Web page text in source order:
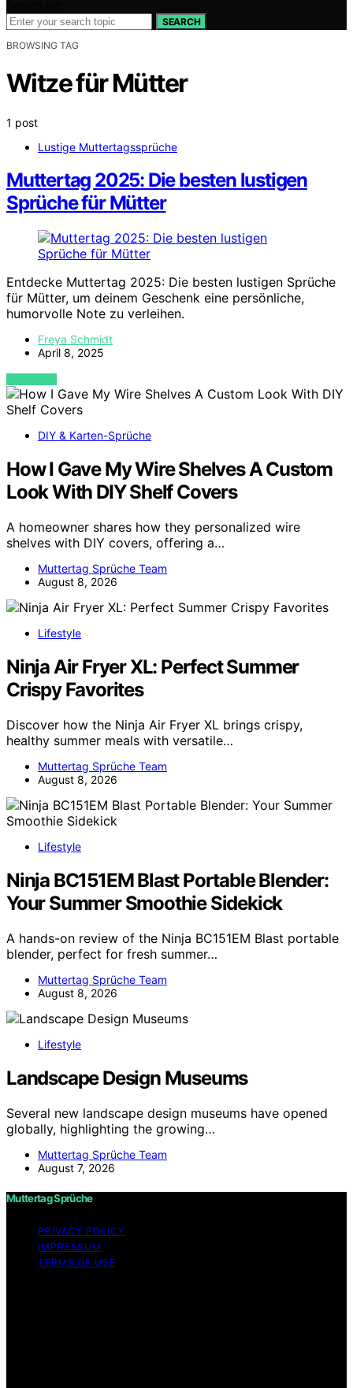
SEARCH
BROWSING TAG
Witze für Mütter
1 post
Lustige Muttertagssprüche
Muttertag 2025: Die besten lustigen
Sprüche für Mütter
Entdecke Muttertag 2025: Die besten lustigen Sprüche
für Mütter, um deinem Geschenk eine persönliche,
humorvolle Note zu verleihen.
Freya Schmidt
April 8, 2025
VIEW POST
DIY & Karten-Sprüche
How I Gave My Wire Shelves A Custom
Look With DIY Shelf Covers
A homeowner shares how they personalized wire
shelves with DIY covers, offering a…
Muttertag Sprüche Team
August 8, 2026
Lifestyle
Ninja Air Fryer XL: Perfect Summer
Crispy Favorites
Discover how the Ninja Air Fryer XL brings crispy,
healthy summer meals with versatile…
Muttertag Sprüche Team
August 8, 2026
Lifestyle
Ninja BC151EM Blast Portable Blender:
Your Summer Smoothie Sidekick
A hands-on review of the Ninja BC151EM Blast portable
blender, perfect for fresh summer…
Muttertag Sprüche Team
August 8, 2026
Lifestyle
Landscape Design Museums
Several new landscape design museums have opened
globally, highlighting the growing…
Muttertag Sprüche Team
August 7, 2026
Muttertag Sprüche
PRIVACY POLICY
IMPRESSUM
TERMS OF USE